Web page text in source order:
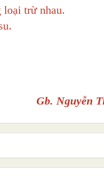
loại trừ nhau.
Gb. Nguyễn